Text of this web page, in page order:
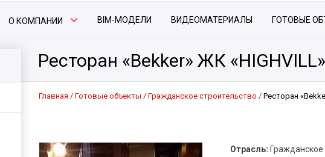
О КОМПАНИИ BIM-МОДЕЛИ ВИДЕОМАТЕРИАЛЫ ГОТОВЫЕ
Ресторан «Bekker» ЖК «HIGHVILL»
Главная Готовые объекты Гражданское строительство Ресторан
Отрасль: Гражданское